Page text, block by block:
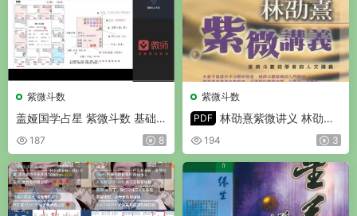
紫微斗数
盖娅国学占星 紫微斗数 基础
+进阶+高阶 视频共27集
187 8
紫微斗数
PDF 林劭熹紫微讲义 林劭熹
著 PDF 370页
194 3